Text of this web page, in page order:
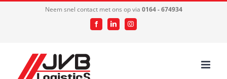
Neem snel contact met ons op via 0164 - 674934
FacebookLinkedInInstagram